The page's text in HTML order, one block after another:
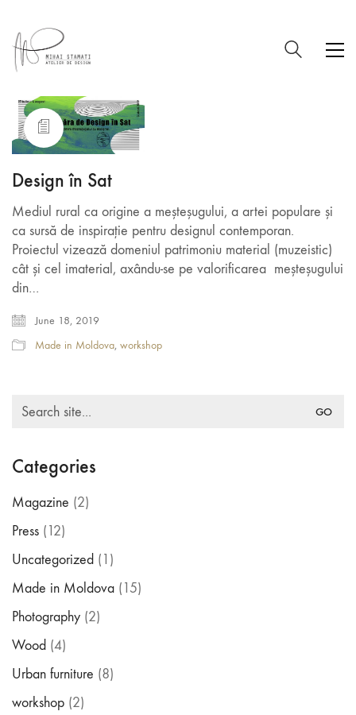
Design în Sat
Mediul rural ca origine a meșteșugului, a artei populare și
ca sursă de inspirație pentru designul contemporan.
Proiectul vizează domeniul patrimoniu material (muzeistic)
cât și cel imaterial, axându-se pe valorificarea meșteșugului
din…
June 18, 2019
Made in Moldova, workshop
Search
Categories
Magazine (2)
Press (12)
Uncategorized (1)
Made in Moldova (15)
Photography (2)
Wood (4)
Urban furniture (8)
workshop (2)